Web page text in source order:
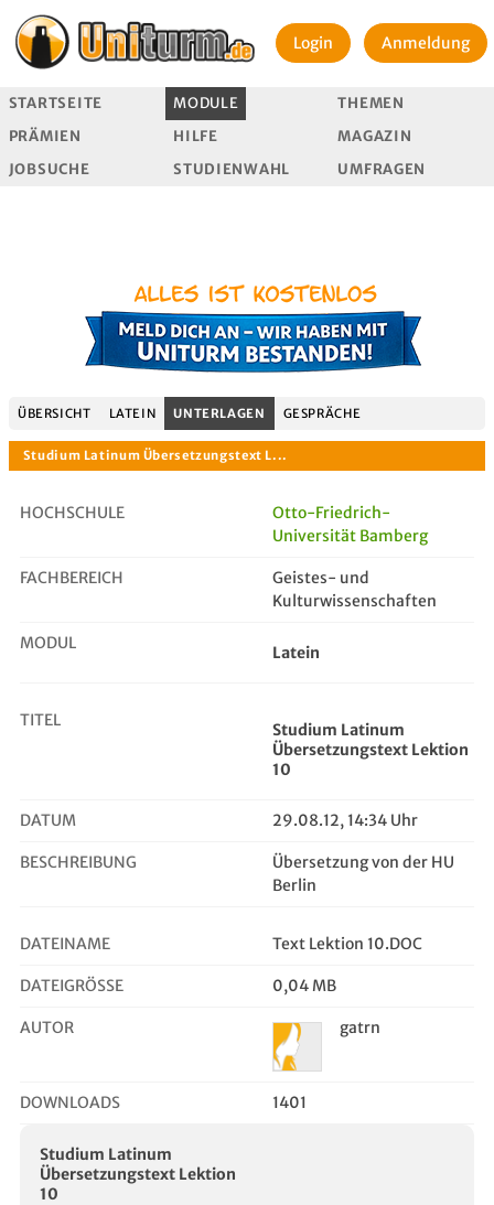
Login Anmeldung
STARTSEITE MODULE
THEMEN
PRÄMIEN
HILFE
MAGAZIN
JOBSUCHE
STUDIENWAHL UMFRAGEN
ÜBERSICHT LATEIN UNTERLAGEN GESPRÄCHE
Studium Latinum Übersetzungstext L...
HOCHSCHULE
Otto-Friedrich-
Universität Bamberg
FACHBEREICH
Geistes- und
Kulturwissenschaften
MODUL Latein
TITEL
Studium Latinum
Übersetzungstext Lektion
10
DATUM 29.08.12, 14:34 Uhr
BESCHREIBUNG
Übersetzung von der HU
Berlin
DATEINAME Text Lektion 10.DOC
DATEIGRÖSSE 0,04 MB
AUTOR gatrn
DOWNLOADS 1401
Studium Latinum
Übersetzungstext Lektion
10